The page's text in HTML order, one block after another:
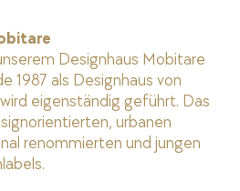
Designhaus Mobitare
1987 als Designhaus von
eigenständig geführt. Das
urbanen
renommierten und jungen